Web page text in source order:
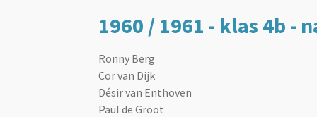
1960 / 1961 - klas 4b -
Ronny Berg
Cor van Dijk
Désir van Enthoven
Paul de Groot